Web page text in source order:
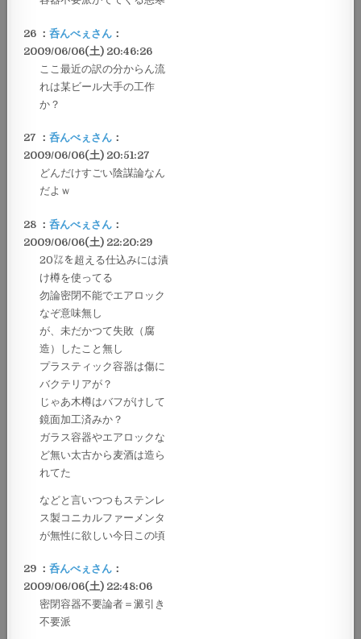
26 ：呑んべぇさん ：
2009/06/06(土) 20:46:26
ここ最近の訳の分からん流
れは某ビール大手の工作
か？
27 ：呑んべぇさん ：
2009/06/06(土) 20:51:27
どんだけすごい陰謀論なん
だよｗ
28 ：呑んべぇさん ：
2009/06/06(土) 22:20:29
20㍑を超える仕込みには漬
け樽を使ってる
勿論密閉不能でエアロック
なぞ意味無し
が、未だかつて失敗（腐
造）したこと無し
プラスティック容器は傷に
バクテリアが？
じゃあ木樽はバフがけして
鏡面加工済みか？
ガラス容器やエアロックな
ど無い太古から麦酒は造ら
れてた
などと言いつつもステンレ
ス製コニカルファーメンタ
が無性に欲しい今日この頃
29 ：呑んべぇさん ：
2009/06/06(土) 22:48:06
密閉容器不要論者＝澱引き
不要派